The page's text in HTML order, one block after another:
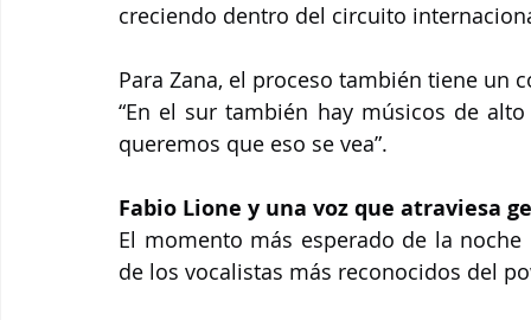
creciendo dentro del circuito
Para Zana, el proceso también tiene un
“En el sur también hay músicos de
queremos que eso se vea”.
Fabio Lione y una voz que atraviesa
El momento más esperado de la
de los vocalistas más reconocidos del